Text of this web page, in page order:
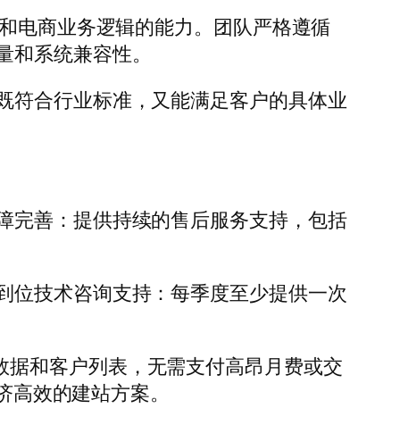
电商业务逻辑的能力。团队严格遵循
系统兼容性。
符合行业标准，又能满足客户的具体业
完善：提供持续的售后服务支持，包括
位技术咨询支持：每季度至少提供一次
和客户列表，无需支付高昂月费或交
效的建站方案。